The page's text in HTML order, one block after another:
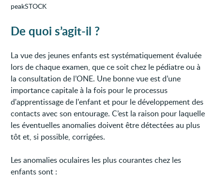
peakSTOCK
De quoi s’agit-il ?
La vue des jeunes enfants est systématiquement évaluée
lors de chaque examen, que ce soit chez le pédiatre ou à
la consultation de l’ONE. Une bonne vue est d’une
importance capitale à la fois pour le processus
d'apprentissage de l'enfant et pour le développement des
contacts avec son entourage. C’est la raison pour laquelle
les éventuelles anomalies doivent être détectées au plus
tôt et, si possible, corrigées.
Les anomalies oculaires les plus courantes chez les
enfants sont :